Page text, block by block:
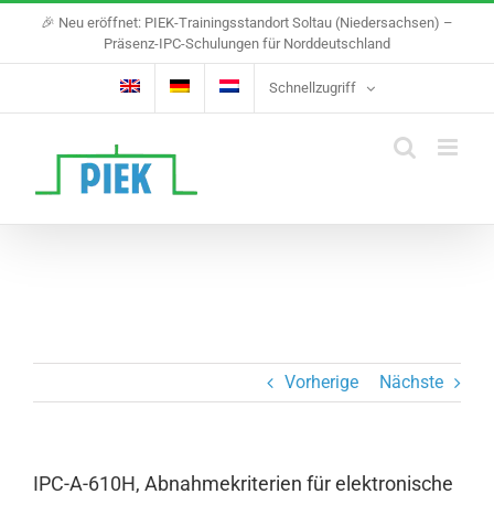
content
🎉 Neu eröffnet: PIEK-Trainingsstandort Soltau (Niedersachsen) –
Präsenz-IPC-Schulungen für Norddeutschland
Schnellzugriff
Vorherige Nächste
IPC-A-610H, Abnahmekriterien für elektronische